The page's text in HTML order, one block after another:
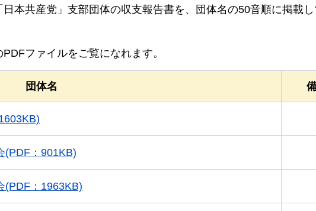
本共産党」支部団体の収支報告書を、団体名の50音順に掲載し
ファイルをご覧になれます。
団体名
(PDF：901KB)
(PDF：1963KB)